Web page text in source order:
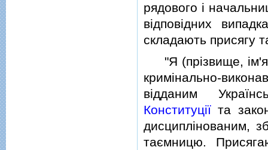
рядового i
вiдповiдних
складають присягу
"Я (прiзвище, iм'я,
кримiнально-
вiдданим
Конституцiї та
дисциплiнованим,
таємницю.